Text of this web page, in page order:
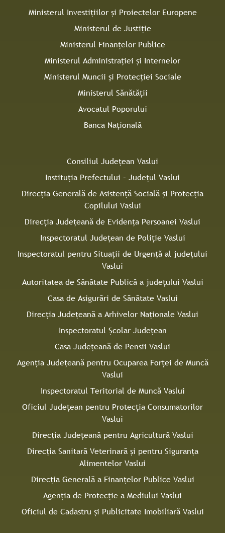
Ministerul Investițiilor și Proiectelor Europene
Ministerul de Justiție
Ministerul Finanțelor Publice
Ministerul Administrației și Internelor
Ministerul Muncii și Protecției Sociale
Ministerul Sănătății
Avocatul Poporului
Banca Națională
Consiliul Judeţean Vaslui
Instituţia Prefectului – Judeţul Vaslui
Direcţia Generală de Asistenţă Socială şi Protecţia
Copilului Vaslui
Direcţia Judeţeană de Evidenţa Persoanei Vaslui
Inspectoratul Judeţean de Poliţie Vaslui
Inspectoratul pentru Situaţii de Urgenţă al judeţului
Vaslui
Autoritatea de Sănătate Publică a judeţului Vaslui
Casa de Asigurări de Sănătate Vaslui
Direcţia Judeţeană a Arhivelor Naţionale Vaslui
Inspectoratul Şcolar Judeţean
Casa Judeţeană de Pensii Vaslui
Agenţia Judeţeană pentru Ocuparea Forţei de Muncă
Vaslui
Inspectoratul Teritorial de Muncă Vaslui
Oficiul Judeţean pentru Protecţia Consumatorilor
Vaslui
Direcţia Județeană pentru Agricultură Vaslui
Direcţia Sanitară Veterinară şi pentru Siguranţa
Alimentelor Vaslui
Direcţia Generală a Finanţelor Publice Vaslui
Agenţia de Protecţie a Mediului Vaslui
Oficiul de Cadastru și Publicitate Imobiliară Vaslui